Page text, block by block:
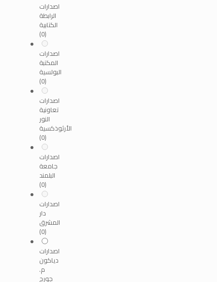
اصدارات
الرابطة
الكتابية
(0)
اصدارات
المكتبة
البولسية
(0)
اصدارات
تعاونية
النور
الأرثوذكسية
(0)
اصدارات
جامعة
البلمند
(0)
اصدارات
دار
المشرق
(0)
اصدارات
دياكون
م.
جورج